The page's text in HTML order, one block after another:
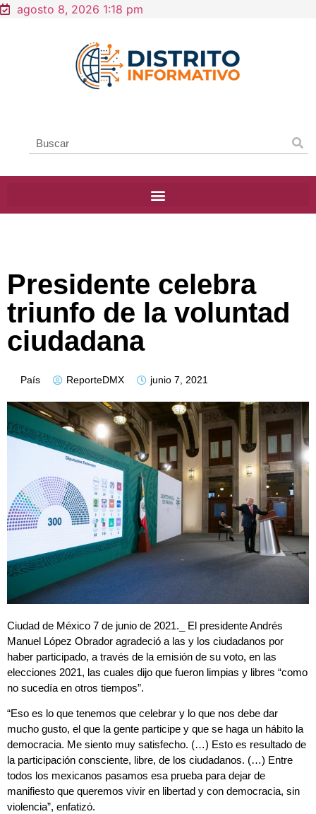
agosto 8, 2026 1:18 pm
Presidente celebra
triunfo de la voluntad
ciudadana
País ReporteDMX junio 7, 2021
Ciudad de México 7 de junio de 2021._ El presidente Andrés
Manuel López Obrador agradeció a las y los ciudadanos por
haber participado, a través de la emisión de su voto, en las
elecciones 2021, las cuales dijo que fueron limpias y libres “como
no sucedía en otros tiempos”.
“Eso es lo que tenemos que celebrar y lo que nos debe dar
mucho gusto, el que la gente participe y que se haga un hábito la
democracia. Me siento muy satisfecho. (…) Esto es resultado de
la participación consciente, libre, de los ciudadanos. (…) Entre
todos los mexicanos pasamos esa prueba para dejar de
manifiesto que queremos vivir en libertad y con democracia, sin
violencia”, enfatizó.